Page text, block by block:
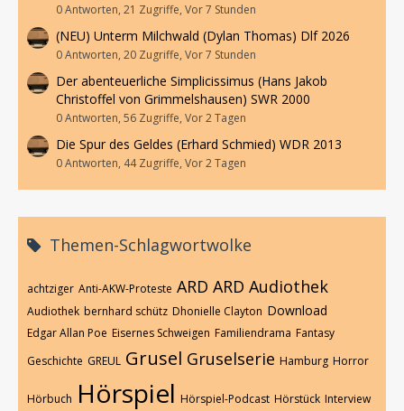
0 Antworten, 21 Zugriffe, Vor 7 Stunden
(NEU) Unterm Milchwald (Dylan Thomas) Dlf 2026
0 Antworten, 20 Zugriffe, Vor 7 Stunden
Der abenteuerliche Simplicissimus (Hans Jakob
Christoffel von Grimmelshausen) SWR 2000
0 Antworten, 56 Zugriffe, Vor 2 Tagen
Die Spur des Geldes (Erhard Schmied) WDR 2013
0 Antworten, 44 Zugriffe, Vor 2 Tagen
Themen-Schlagwortwolke
achtziger Anti-AKW-Proteste ARD ARD Audiothek
Audiothek bernhard schütz Dhonielle Clayton Download
Edgar Allan Poe Eisernes Schweigen Familiendrama Fantasy
Geschichte GREUL Grusel Gruselserie Hamburg Horror
Hörbuch Hörspiel Hörspiel-Podcast Hörstück Interview